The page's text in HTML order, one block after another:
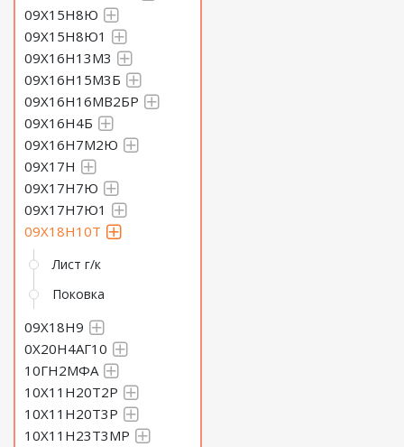
09Х15Н8Ю
09Х15Н8Ю1
09Х16Н13М3
09Х16Н15М3Б
09Х16Н16МВ2БР
09Х16Н4Б
09Х16Н7М2Ю
09Х17Н
09Х17Н7Ю
09Х17Н7Ю1
09Х18Н10Т
Лист г/к
Поковка
09Х18Н9
0Х20Н4АГ10
10ГН2МФА
10Х11Н20Т2Р
10Х11Н20Т3Р
10Х11Н23Т3МР